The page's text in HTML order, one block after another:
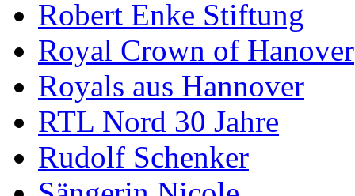
Robert Enke Stiftung
Royal Crown of Hanover
Royals aus Hannover
RTL Nord 30 Jahre
Rudolf Schenker